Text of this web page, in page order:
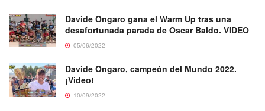
Davide Ongaro gana el Warm Up tras una
desafortunada parada de Oscar Baldo. VIDEO
05/06/2022
Davide Ongaro, campeón del Mundo 2022.
¡Video!
10/09/2022